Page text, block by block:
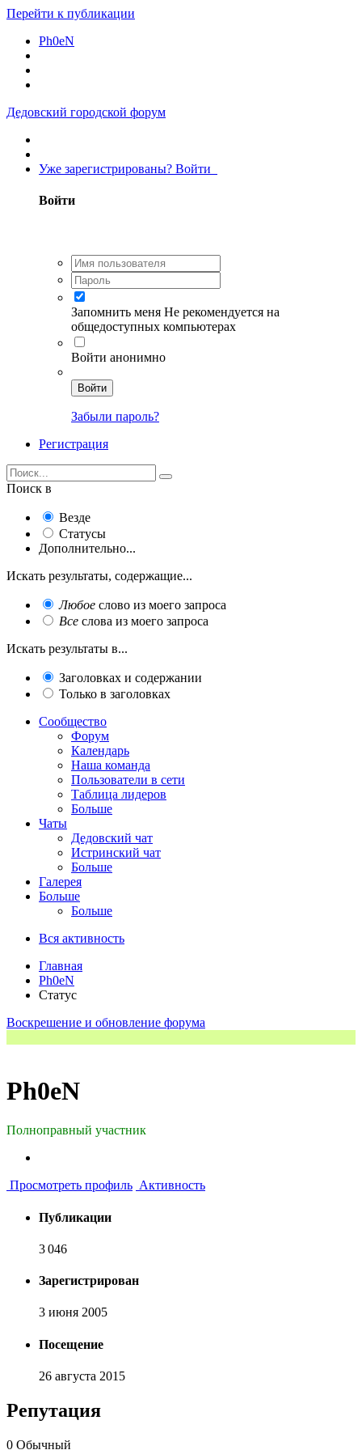
Перейти к публикации
Ph0eN
Дедовский городской форум
Уже зарегистрированы? Войти
Войти
Запомнить меня Не рекомендуется на
общедоступных компьютерах
Войти анонимно
Войти
Забыли пароль?
Регистрация
Поиск в
Везде
Статусы
Дополнительно...
Искать результаты, содержащие...
Любое слово из моего запроса
Все слова из моего запроса
Искать результаты в...
Заголовках и содержании
Только в заголовках
Сообщество
Форум
Календарь
Наша команда
Пользователи в сети
Таблица лидеров
Больше
Чаты
Дедовский чат
Истринский чат
Больше
Галерея
Больше
Больше
Вся активность
Главная
Ph0eN
Статус
Воскрешение и обновление форума
Ph0eN
Полноправный участник
Просмотреть профиль Активность
Публикации
3 046
Зарегистрирован
3 июня 2005
Посещение
26 августа 2015
Репутация
0 Обычный